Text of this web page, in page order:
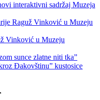
interaktivni sadržaj Muzeja
Raguž Vinković u Muzeju
Vinković u Muzeju
sunce zlatne niti tka”
Đakovštinu” kustosice